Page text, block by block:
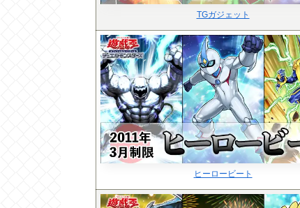
TGガジェット
ヒーロービート